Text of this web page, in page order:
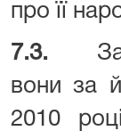
про її
7.3.
вони за
2010